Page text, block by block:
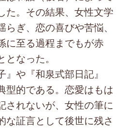
た。その結果、女性文学
ぎ、恋の喜びや苦悩、
に至る過程までもが赤
なった。
や『和泉式部日記』
型的である。恋愛はもは
されないが、女性の筆に
な証言として後世に残さ